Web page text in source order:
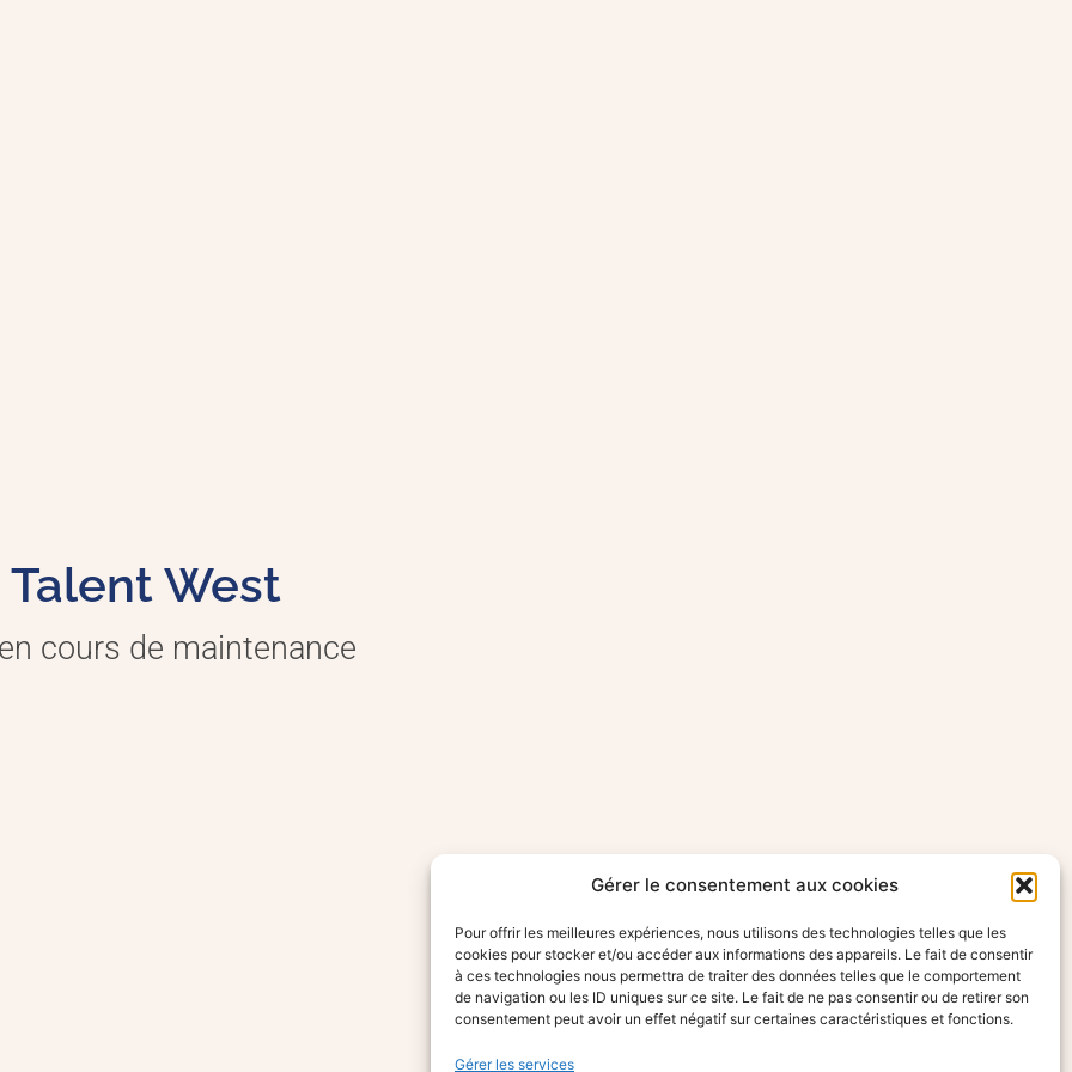
Gérer le consentement aux cookies
Pour offrir les meilleures expériences, nous utilisons des technologies telles que les
cookies pour stocker et/ou accéder aux informations des appareils. Le fait de consentir
à ces technologies nous permettra de traiter des données telles que le comportement
de navigation ou les ID uniques sur ce site. Le fait de ne pas consentir ou de retirer son
consentement peut avoir un effet négatif sur certaines caractéristiques et fonctions.
Gérer les services
Talent West
cours de maintenance